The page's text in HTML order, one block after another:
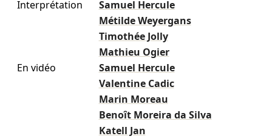
Interprétation
Samuel Hercule
Métilde Weyergans
Timothée Jolly
Mathieu Ogier
En vidéo
Samuel Hercule
Valentine Cadic
Marin Moreau
Benoît Moreira da Silva
Katell Jan